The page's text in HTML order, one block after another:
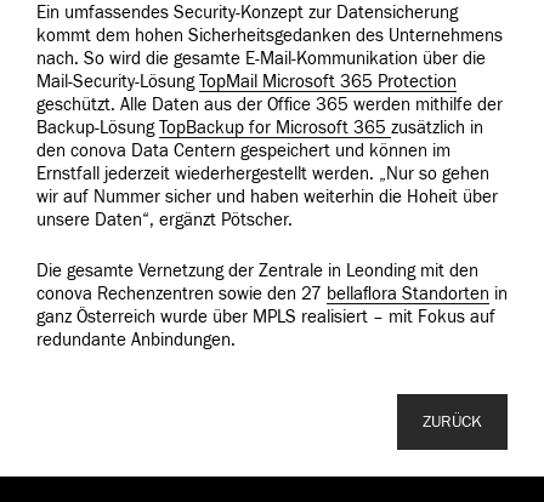
Ein umfassendes Security-Konzept zur Datensicherung
kommt dem hohen Sicherheitsgedanken des Unternehmens
nach. So wird die gesamte E-Mail-Kommunikation über die
Mail-Security-LösungTopMail Microsoft 365 Protection
geschützt. Alle Daten aus der Office 365 werden mithilfe der
Backup-LösungTopBackup for Microsoft 365 zusätzlich in
den conova Data Centern gespeichert und können im
Ernstfall jederzeit wiederhergestellt werden. „Nur so gehen
wir auf Nummer sicher und haben weiterhin die Hoheit über
unsere Daten“, ergänzt Pötscher.
Die gesamte Vernetzung der Zentrale in Leonding mit den
conova Rechenzentren sowie den 27 bellaflora Standorten in
ganz Österreich wurde über MPLS realisiert – mit Fokus auf
redundante Anbindungen.
ZURÜCK